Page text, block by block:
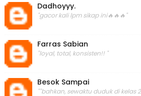
Dadhoyyy.
"gacor kali lpm sikap ini🔥🔥🔥"
Farras Sabian
"loyal, total, konsisten!! "
Besok Sampai
""bahkan, sewaktu duduk di kelas